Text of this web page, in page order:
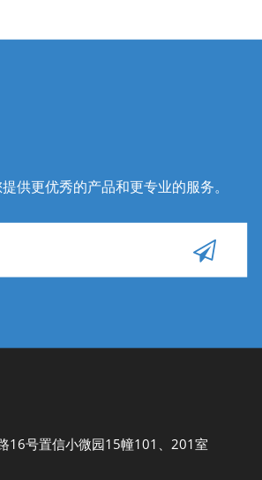
供更优秀的产品和更专业的服务。
16号置信小微园15幢101、201室